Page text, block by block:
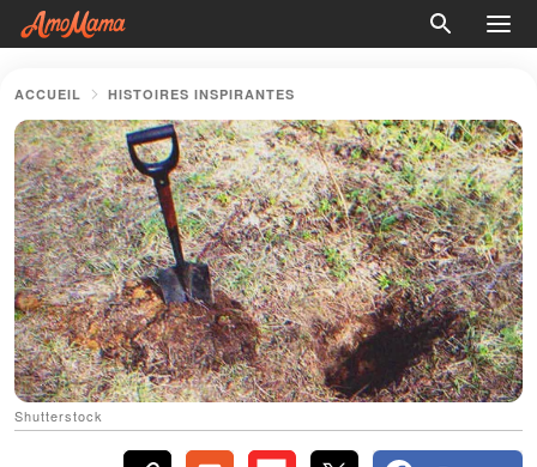
ACCUEIL HISTOIRES INSPIRANTES
Shutterstock